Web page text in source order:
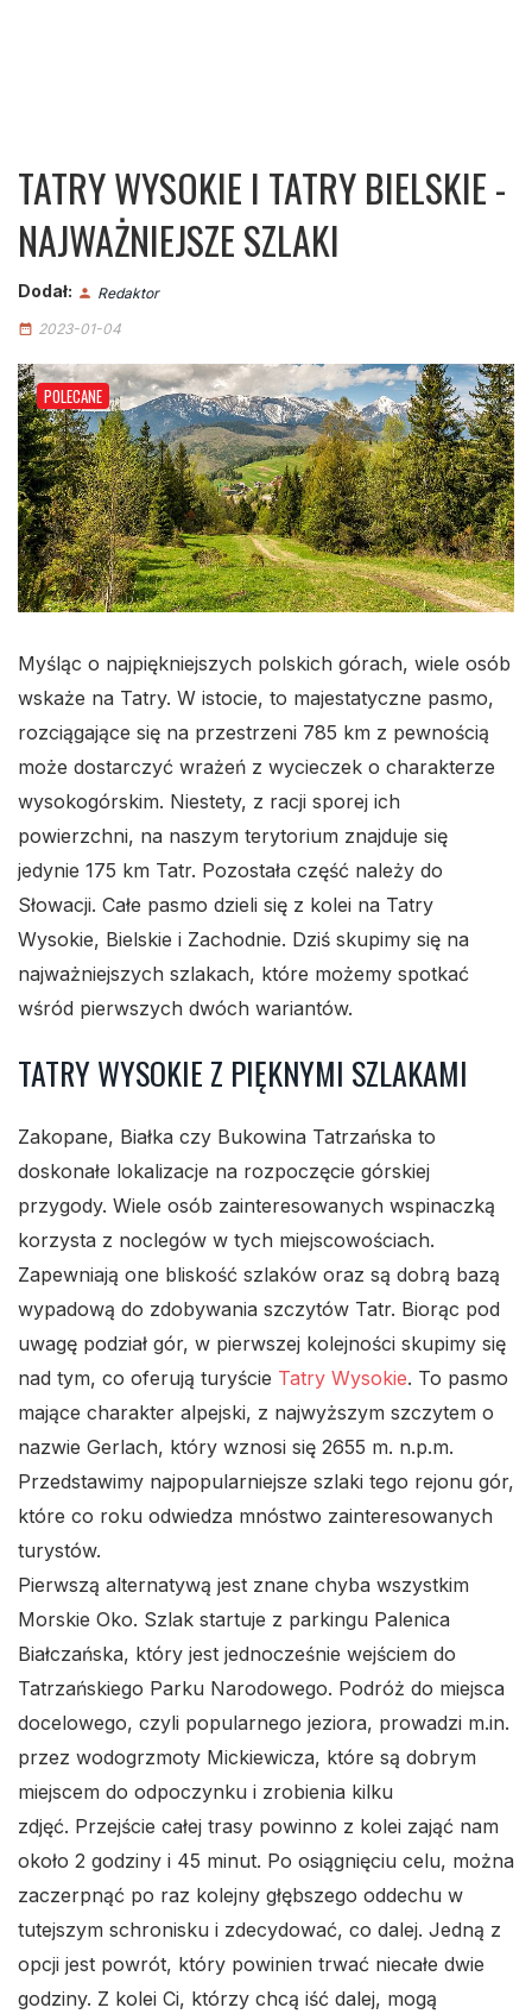
TATRY WYSOKIE I TATRY BIELSKIE -
NAJWAŻNIEJSZE SZLAKI
Dodał: person Redaktor
date_range 2023-01-04
POLECANE
Myśląc o najpiękniejszych polskich górach, wiele osób
wskaże na Tatry. W istocie, to majestatyczne pasmo,
rozciągające się na przestrzeni 785 km z pewnością
może dostarczyć wrażeń z wycieczek o charakterze
wysokogórskim. Niestety, z racji sporej ich
powierzchni, na naszym terytorium znajduje się
jedynie 175 km Tatr. Pozostała część należy do
Słowacji. Całe pasmo dzieli się z kolei na Tatry
Wysokie, Bielskie i Zachodnie. Dziś skupimy się na
najważniejszych szlakach, które możemy spotkać
wśród pierwszych dwóch wariantów.
TATRY WYSOKIE Z PIĘKNYMI SZLAKAMI
Zakopane, Białka czy Bukowina Tatrzańska to
doskonałe lokalizacje na rozpoczęcie górskiej
przygody. Wiele osób zainteresowanych wspinaczką
korzysta z noclegów w tych miejscowościach.
Zapewniają one bliskość szlaków oraz są dobrą bazą
wypadową do zdobywania szczytów Tatr. Biorąc pod
uwagę podział gór, w pierwszej kolejności skupimy się
nad tym, co oferują turyście Tatry Wysokie. To pasmo
mające charakter alpejski, z najwyższym szczytem o
nazwie Gerlach, który wznosi się 2655 m. n.p.m.
Przedstawimy najpopularniejsze szlaki tego rejonu gór,
które co roku odwiedza mnóstwo zainteresowanych
turystów.
Pierwszą alternatywą jest znane chyba wszystkim
Morskie Oko. Szlak startuje z parkingu Palenica
Białczańska, który jest jednocześnie wejściem do
Tatrzańskiego Parku Narodowego. Podróż do miejsca
docelowego, czyli popularnego jeziora, prowadzi m.in.
przez wodogrzmoty Mickiewicza, które są dobrym
miejscem do odpoczynku i zrobienia kilku
zdjęć. Przejście całej trasy powinno z kolei zająć nam
około 2 godziny i 45 minut. Po osiągnięciu celu, można
zaczerpnąć po raz kolejny głębszego oddechu w
tutejszym schronisku i zdecydować, co dalej. Jedną z
opcji jest powrót, który powinien trwać niecałe dwie
godziny. Z kolei Ci, którzy chcą iść dalej, mogą